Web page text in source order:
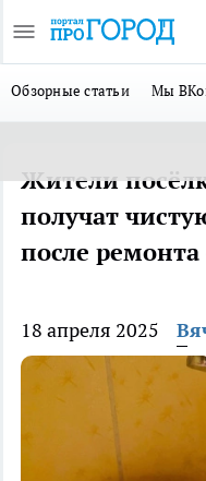
Обзорные статьи Мы
Жители
получат
после ремонта
18 апреля 2025